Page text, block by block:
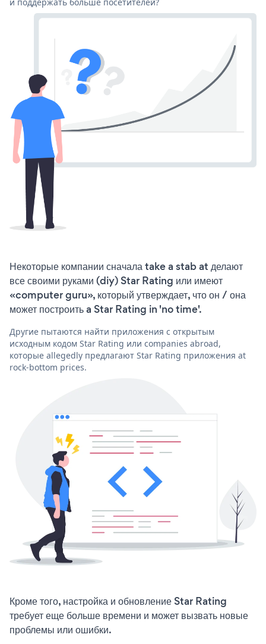
Некоторые компании сначала take a stab at делают
все своими руками (diy) Star Rating или имеют
«computer guru», который утверждает, что он / она
может построить a Star Rating in 'no time'.
Другие пытаются найти приложения с открытым
исходным кодом Star Rating или companies abroad,
которые allegedly предлагают Star Rating приложения at
rock-bottom prices.
Кроме того, настройка и обновление Star Rating
требует еще больше времени и может вызвать новые
проблемы или ошибки.